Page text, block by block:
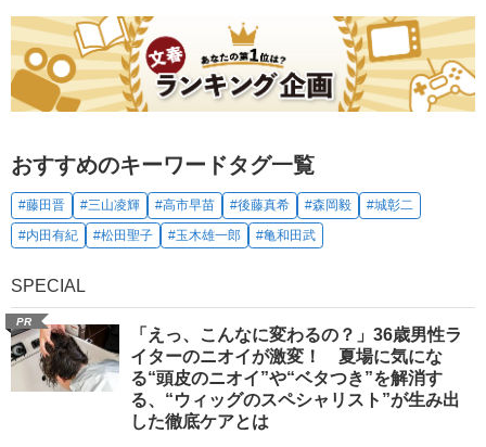
おすすめのキーワードタグ一覧
#藤田晋 #三山凌輝 #高市早苗 #後藤真希 #森岡毅
#城彰二
#内田有紀
#松田聖子 #玉木雄一郎 #亀和田武
SPECIAL
PR
「えっ、こんなに変わるの？」36歳男性ラ
イターのニオイが激変！ 夏場に気にな
る“頭皮のニオイ”や“ベタつき”を解消す
る、“ウィッグのスペシャリスト”が生み出
した徹底ケアとは